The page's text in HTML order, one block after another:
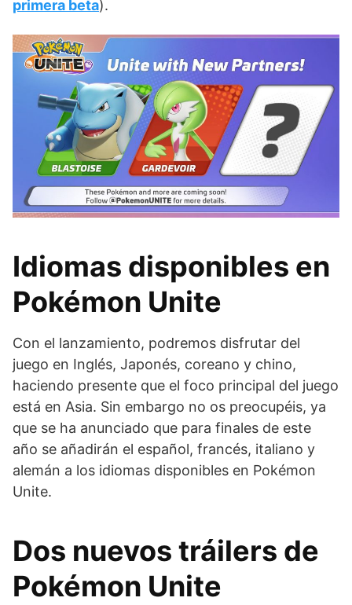
primera beta).
Idiomas disponibles en
Pokémon Unite
Con el lanzamiento, podremos disfrutar del
juego en Inglés, Japonés, coreano y chino,
haciendo presente que el foco principal del juego
está en Asia. Sin embargo no os preocupéis, ya
que se ha anunciado que para finales de este
año se añadirán el español, francés, italiano y
alemán a los idiomas disponibles en Pokémon
Unite.
Dos nuevos tráilers de
Pokémon Unite